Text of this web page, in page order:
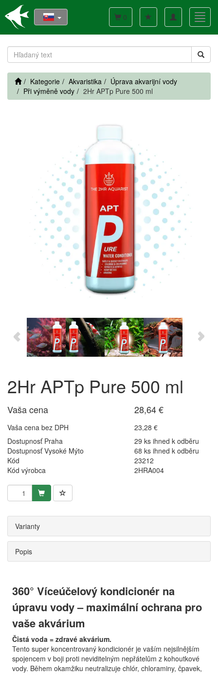
Toggle
navigation
0
Kategorie Akvaristika
Úprava akvarijní vody
Při výměně vody
2Hr APTp Pure 500 ml
2Hr APTp Pure 500 ml
Vaša cena 28,64 €
Vaša cena bez DPH
23,28 €
Dostupnosť Praha
29 ks ihned k odběru
Dostupnosť Vysoké Mýto
68 ks ihned k odběru
Kód
23212
Kód výrobca
2HRA004
Varianty
Popis
360° Víceúčelový kondicionér na
úpravu vody – maximální ochrana pro
vaše akvárium
Čistá voda = zdravé akvárium.
Tento super koncentrovaný kondicionér je vaším nejsilnějším
spojencem v boji proti neviditelným nepřátelům z kohoutkové
vody. Během okamžiku neutralizuje chlór, chloraminy, čpavek,